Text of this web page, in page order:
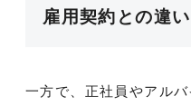
雇用契約との違
一方で、正社員やアル